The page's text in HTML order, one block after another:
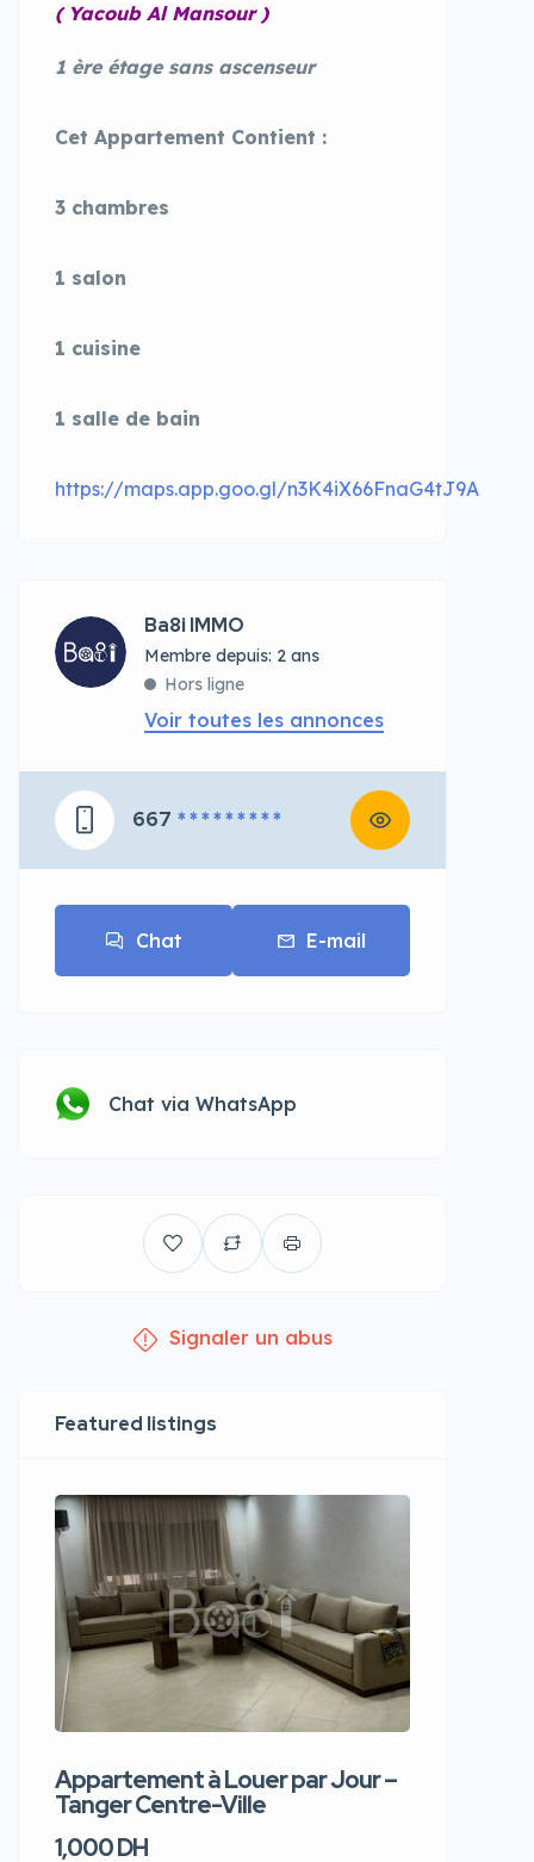
( Yacoub Al Mansour )
1 ère étage sans ascenseur
Cet Appartement Contient :
3 chambres
1 salon
1 cuisine
1 salle de bain
https://maps.app.goo.gl/n3K4iX66FnaG4tJ9A
Ba8i IMMO
Membre depuis: 2 ans
Hors ligne
Voir toutes les annonces
667 * * * * * * * * *
Chat E-mail
Chat via WhatsApp
Signaler un abus
Featured listings
Appartement à Louer par Jour –
Tanger Centre-Ville
1,000 DH